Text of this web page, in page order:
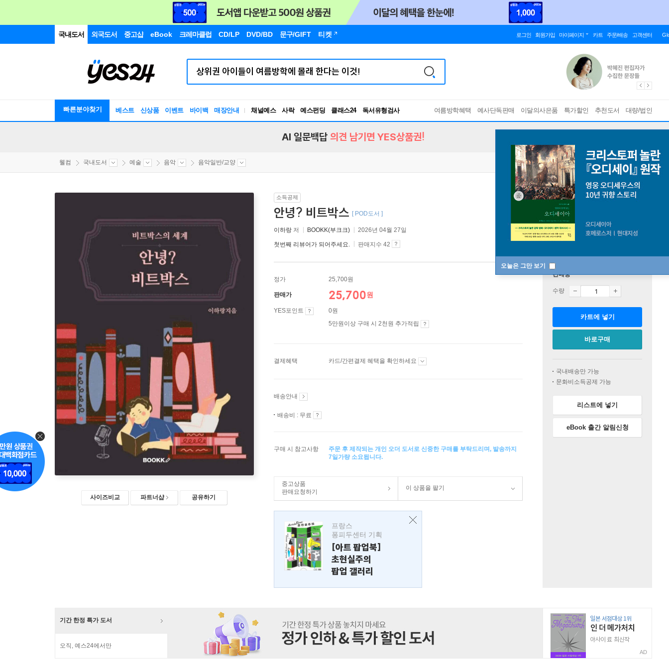
국내도서 외국도서 중고샵 eBook 크레마클럽 CD/LP DVD/BD 문구/GIFT 티켓 로그인 회원가입 마이페이지 카트 주문/배송 고객센터
빠른분야찾기 베스트 신상품 이벤트 바이백 매장안내 채널예스 사락 예스펀딩 클래스24
독서유형검사
RBTI Lab
여름방학혜택 예사단독판매 이달의사은품 특가할인 추천도서 대량/법인
오늘은 그만 보기
AI 일문백답 의견 남기면 YES상품권!
웰컴 국내도서 예술 음악 음악일반/교양
사이즈비교 파트너샵 공유하기
소득공제
안녕? 비트박스 [ POD도서 ]
이하랑 저 BOOKK(부크크) 2026년 04월 27일
첫번째 리뷰어가 되어주세요. 판매지수 42
정가 25,700원
판매가 25,700원
YES포인트
0원
5만원이상 구매 시 2천원 추가적립
결제혜택 카드/간편결제 혜택을 확인하세요
배송안내
배송비 : 무료
구매 시 참고사항
주문 후 제작되는 개인 오더 도서로 신중한 구매를 부탁드리며, 발송까지
7일가량 소요됩니다.
중고상품
판매요청하기
이 상품을 팔기
프랑스
퐁피두센터 기획
[아트 팝업북]
초현실주의
팝업 갤러리
판매중
수량
카트에 넣기
바로구매
국내배송만 가능
문화비소득공제 가능
리스트에 넣기
eBook 출간 알림신청
기간 한정 특가 도서
오직, 예스24에서만
AD